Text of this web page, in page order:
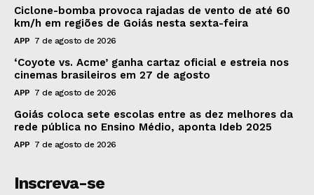
Ciclone-bomba provoca rajadas de vento de até 60
km/h em regiões de Goiás nesta sexta-feira
APP 7 de agosto de 2026
‘Coyote vs. Acme’ ganha cartaz oficial e estreia nos
cinemas brasileiros em 27 de agosto
APP 7 de agosto de 2026
Goiás coloca sete escolas entre as dez melhores da
rede pública no Ensino Médio, aponta Ideb 2025
APP 7 de agosto de 2026
Inscreva-se